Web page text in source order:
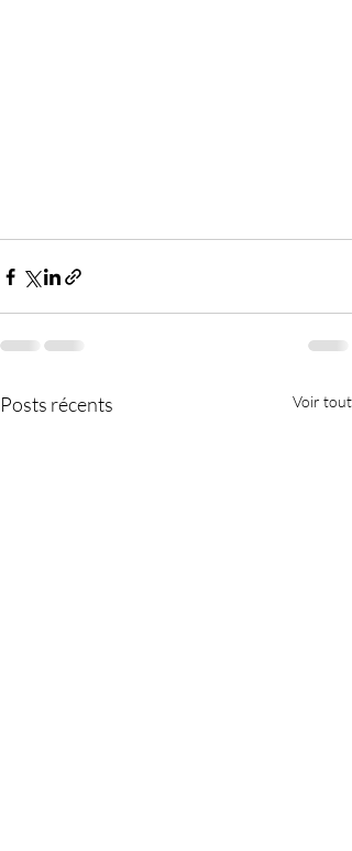
Posts récents Voir tout